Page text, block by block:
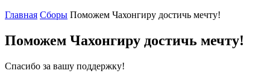
Главная Сборы Поможем Чахонгиру достичь мечту!
Поможем Чахонгиру достичь мечту!
Спасибо за вашу поддержку!